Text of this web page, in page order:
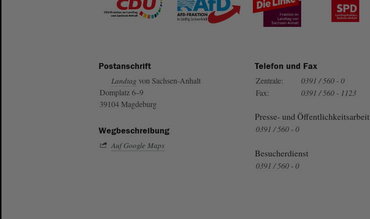
Postanschrift
Landtag von Sachsen-Anhalt
Domplatz 6–9
39104 Magdeburg
Wegbeschreibung
Auf Google Maps
Telefon und Fax
Zentrale:
0391 / 560 - 0
Fax:
0391 / 560 - 1123
Presse- und Öffentlichkeitsarbeit
0391 / 560 - 0
Besucherdienst
0391 / 560 - 0